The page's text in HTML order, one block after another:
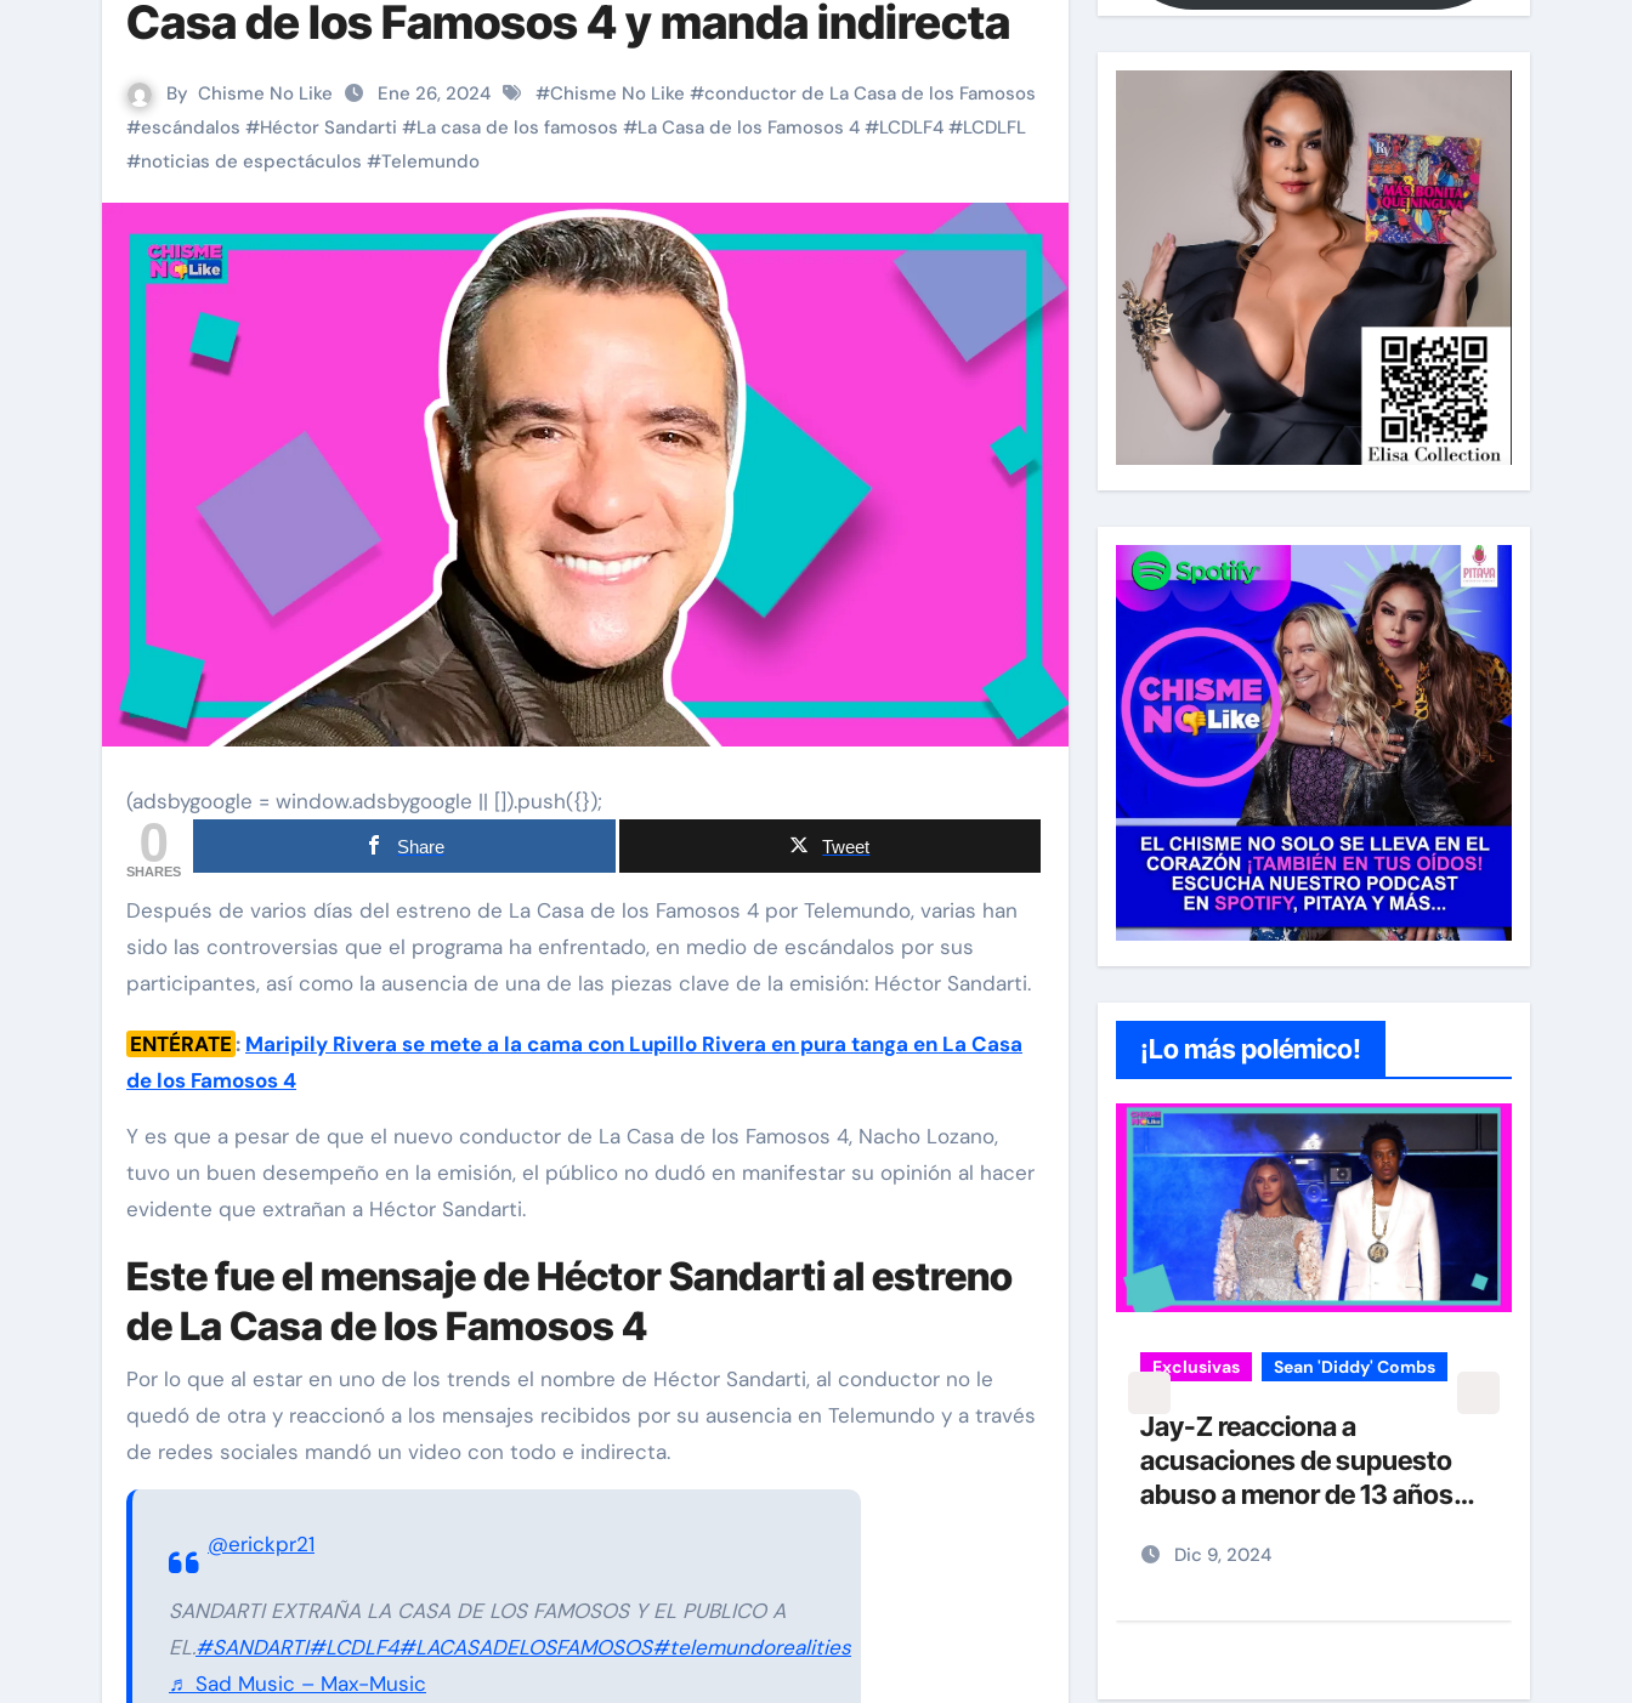
Casa de los Famosos 4 y manda indirecta
By Chisme No Like Ene 26, 2024 #Chisme No Like #conductor de La Casa de los Famosos
#escándalos #Héctor Sandarti #La casa de los famosos #La Casa de los Famosos 4 #LCDLF4 #LCDLFL
#noticias de espectáculos #Telemundo
(adsbygoogle = window.adsbygoogle || []).push({});
0
SHARES
Share Tweet
Después de varios días del estreno de La Casa de los Famosos 4 por Telemundo, varias han
sido las controversias que el programa ha enfrentado, en medio de escándalos por sus
participantes, así como la ausencia de una de las piezas clave de la emisión: Héctor Sandarti.
ENTÉRATE: Maripily Rivera se mete a la cama con Lupillo Rivera en pura tanga en La Casa
de los Famosos 4
Y es que a pesar de que el nuevo conductor de La Casa de los Famosos 4, Nacho Lozano,
tuvo un buen desempeño en la emisión, el público no dudó en manifestar su opinión al hacer
evidente que extrañan a Héctor Sandarti.
Este fue el mensaje de Héctor Sandarti al estreno
de La Casa de los Famosos 4
Por lo que al estar en uno de los trends el nombre de Héctor Sandarti, al conductor no le
quedó de otra y reaccionó a los mensajes recibidos por su ausencia en Telemundo y a través
de redes sociales mandó un video con todo e indirecta.
@erickpr21
SANDARTI EXTRAÑA LA CASA DE LOS FAMOSOS Y EL PUBLICO A
EL.#SANDARTI#LCDLF4#LACASADELOSFAMOSOS#telemundorealities
♬ Sad Music – Max-Music
¡Lo más polémico!
se
situación de
“Está
Silvia Pinal
Uncategorized
Entre lágrimas, asistente de
Silvia Pinal revela nuevos
detalles sobre su salud
carolina Sandoval Exclusivas
¡EXCLUSIVA! Revelamos la
Carolina Sandoval y Nick
Exclusivas Sean 'Diddy' Combs
Jay-Z reacciona a
acusaciones de supuesto
abuso a menor de 13 años
plena fiesta
Dic 9, 2024